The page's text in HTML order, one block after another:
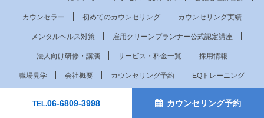
TEL.06-6809-3998 カウンセリング予約
カウンセラー 初めてのカウンセリング カウンセリング実績
メンタルヘルス対策 雇用クリーンプランナー公式認定講座
法人向け研修・講演 サービス・料金一覧 採用情報
職場見学 会社概要 カウンセリング予約 EQトレーニング